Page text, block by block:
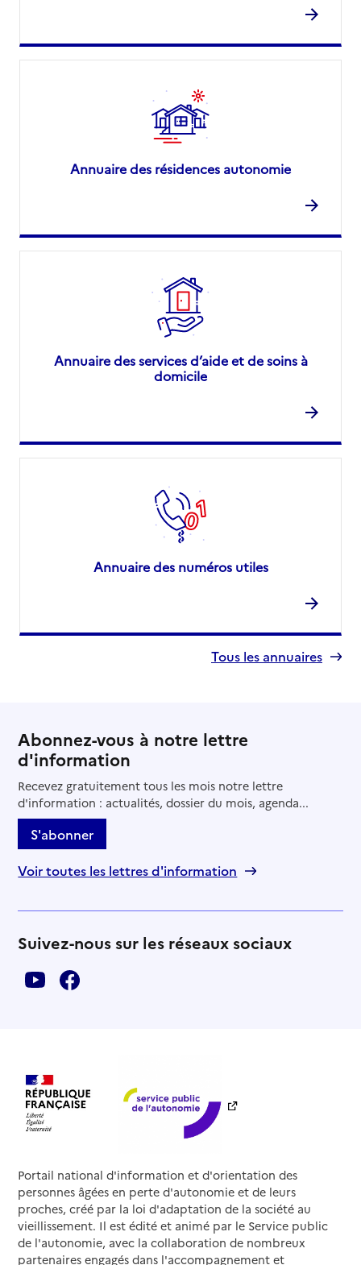
Annuaire des résidences autonomie
Annuaire des services d’aide et de soins à
domicile
Annuaire des numéros utiles
Tous les annuaires
Abonnez-vous à notre lettre
d'information
Recevez gratuitement tous les mois notre lettre
d'information : actualités, dossier du mois, agenda...
S'abonner
Voir toutes les lettres d'information
Suivez-nous sur les réseaux sociaux
Portail national d'information et d'orientation des
personnes âgées en perte d'autonomie et de leurs
proches, créé par la loi d'adaptation de la société au
vieillissement. Il est édité et animé par le Service public
de l'autonomie, avec la collaboration de nombreux
partenaires engagés dans l'accompagnement et